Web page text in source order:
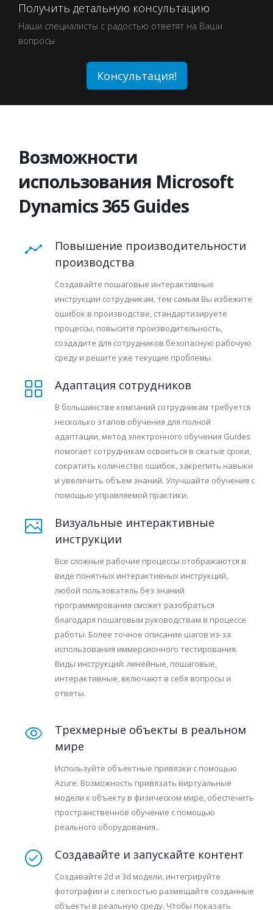
Получить детальную консультацию
Наши специалисты с радостью ответят на Ваши
вопросы
Консультация!
Возможности
использования Microsoft
Dynamics 365 Guides
Повышение производительности
производства
Создавайте пошаговые интерактивные
инструкции сотрудникам, тем самым Вы избежите
ошибок в производстве, стандартизируете
процессы, повысите производительность,
создадите для сотрудников безопасную рабочую
среду и решите уже текущие проблемы.
Адаптация сотрудников
В большинстве компаний сотрудникам требуется
несколько этапов обучения для полной
адаптации, метод электронного обучения Guides
помогает сотрудникам освоиться в сжатые сроки,
сократить количество ошибок, закрепить навыки
и увеличить объем знаний. Улучшайте обучения с
помощью управляемой практики.
Визуальные интерактивные
инструкции
Все сложные рабочие процессы отображаются в
виде понятных интерактивных инструкций,
любой пользователь без знаний
программирования сможет разобраться
благодаря пошаговым руководствам в процессе
работы. Более точное описание шагов из-за
использования иммерсионного тестирования.
Виды инструкций: линейные, пошаговые,
интерактивные, включают в себя вопросы и
ответы.
Трехмерные объекты в реальном
мире
Используйте объектные привязки с помощью
Azure. Возможность привязать виртуальные
модели к объекту в физическом мире, обеспечить
пространственное обучение с помощью
реального оборудования..
Создавайте и запускайте контент
Создавайте 2d и 3d модели, интегрируйте
фотографии и с легкостью размещайте созданные
объекты в реальную среду. Чтобы показать